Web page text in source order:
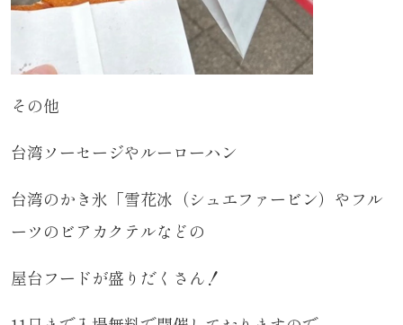
その他
台湾ソーセージやルーローハン
台湾のかき氷「雪花冰（シュエファービン）やフル
ーツのビアカクテルなどの
屋台フードが盛りだくさん！